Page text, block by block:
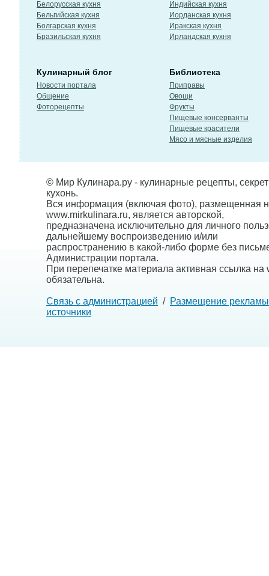
Белорусская кухня
Бельгийская кухня
Болгарская кухня
Бразильская кухня
Индийская кухня
Иорданская кухня
Иракская кухня
Ирландская кухня
Кулинарный блог
Новости портала
Общение
Фоторецепты
Библиотека
Приправы
Овощи
Фрукты
Пищевые консерванты
Пищевые красители
Мясо и мясные изделия
© Мир Кулинара.ру - кулинарные рецепты,
кухонь.
Вся информация (включая фото), размещенная
www.mirkulinara.ru, является авторской,
предназначена исключительно для личного
дальнейшему воспроизведению и/или
распространению в какой-либо форме без
Администрации портала.
При перепечатке материала активная ссылка на
обязательна.
Связь с администрацией / Размещение рекламы
источники